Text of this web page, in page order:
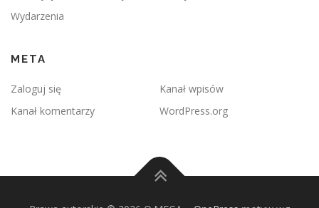
Wydarzenia
META
Zaloguj się
Kanał wpisów
Kanał komentarzy
WordPress.org